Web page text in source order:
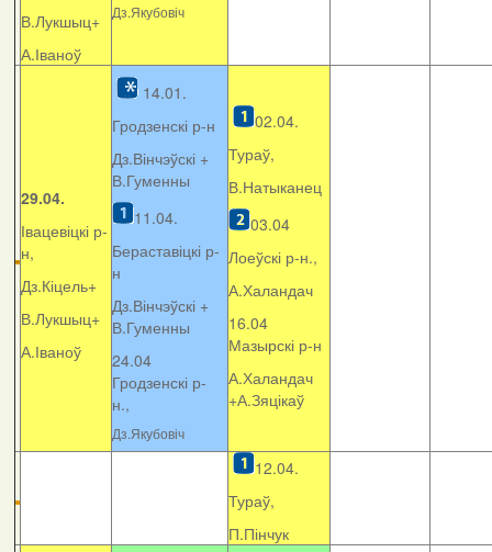
В.Лукшыц+
А.Іваноў
Дз.Якубовіч
29.04.
Івацевіцкі р-
н,
Дз.Кіцель+
В.Лукшыц+
А.Іваноў
14.01.
Гродзенскі р-н
Дз.Вінчэўскі +
В.Гуменны
11.04.
Бераставіцкі р-
н
Дз.Вінчэўскі +
В.Гуменны
24.04
Гродзенскі р-
н.,
Дз.Якубовіч
02.04.
Тураў,
В.Натыканец
03.04
Лоеўскі р-н.,
А.Халандач
16.04
Мазырскі р-н
А.Халандач
+А.Зяцікаў
12.04.
Тураў,
П.Пінчук